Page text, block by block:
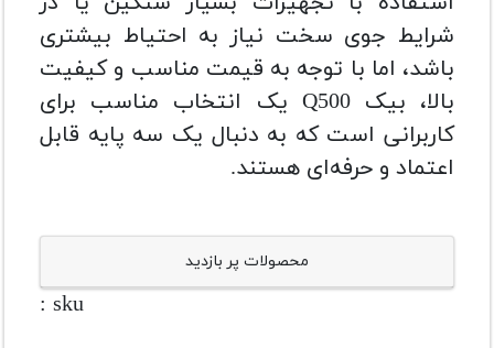
شرایط جوی سخت نیاز به احتیاط بیشتری
باشد، اما با توجه به قیمت مناسب و کیفیت
بالا، بیک Q500 یک انتخاب مناسب برای
کاربرانی است که به دنبال یک سه پایه قابل
اعتماد و حرفه‌ای هستند.
محصولات پر بازدید
sku :